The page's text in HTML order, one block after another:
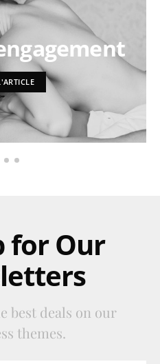
for Our
best deals on our
themes.